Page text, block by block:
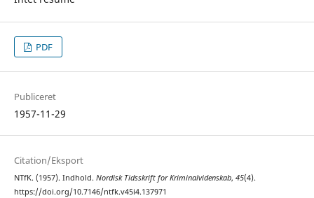
PDF
Publiceret
1957-11-29
Citation/Eksport
NTfK. (1957). Indhold. Nordisk Tidsskrift for Kriminalvidenskab, 45(4).
https://doi.org/10.7146/ntfk.v45i4.137971